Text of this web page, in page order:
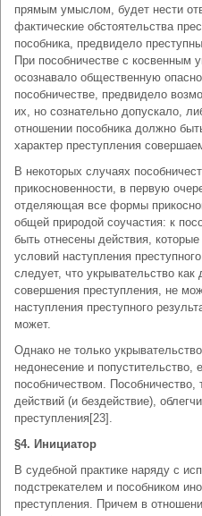
прямым умыслом, будет нести
фактические обстоятельства
пособника, предвидело
При пособничестве с косвенным
осознавало общественную
пособничестве, предвидело
их, но сознательно допускало,
отношении пособника должно
характер преступления
В некоторых случаях
прикосновенности, в первую
отделяющая все формы
общей природой соучастия: к
быть отнесены действия,
условий наступления
следует, что укрывательство
совершения преступления, не
наступления преступного
может.
Однако не только
недонесение и
пособничеством. Пособничество,
действий (и бездействие),
преступления[23].
§4. Инициатор
В судебной практике наряду с
подстрекателем и пособником
преступления. Причем в